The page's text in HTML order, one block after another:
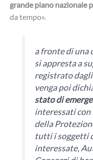
grande piano nazionale
da tempo».
a fronte di una
si appresta a
registrato
venga poi
stato di
interessati con
della
tutti i soggetti
interessate,